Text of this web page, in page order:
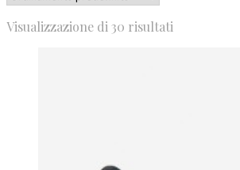
Visualizzazione di 30 risultati